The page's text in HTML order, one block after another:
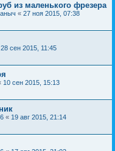
из маленького фрезера
« 27 ноя 2015, 07:38
28 сен 2015, 11:45
10 сен 2015, 15:13
« 19 авг 2015, 21:14